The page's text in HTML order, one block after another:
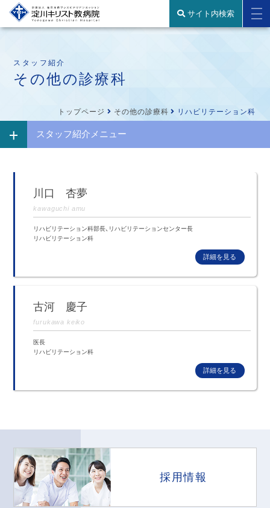
サイト内検索
スタッフ紹介
その他の診療科
トップページ その他の診療科 リハビリテーション科
スタッフ紹介メニュー
川口 杏夢
kawaguchi amu
リハビリテーション科部長、リハビリテーションセンター長
リハビリテーション科
古河 慶子
furukawa keiko
医長
リハビリテーション科
採用情報